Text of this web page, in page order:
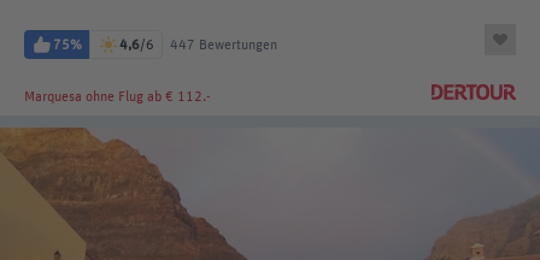
75% 4,6/6 447 Bewertungen
Marquesa ohne Flug ab € 112.-